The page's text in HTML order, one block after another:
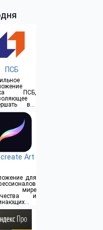
ПСБ
ПСБ,
все
прямо
Art
для
и